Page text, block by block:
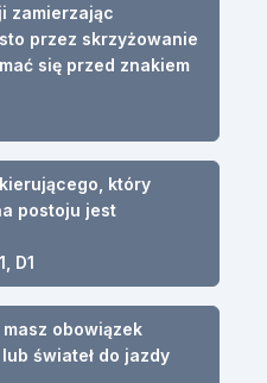
zamierzając
przez skrzyżowanie
się przed znakiem
który
postoju jest
D1
obowiązek
świateł do jazdy